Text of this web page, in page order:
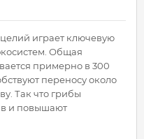
играет ключевую
Общая
примерно в 300
переносу около
Так что грибы
и повышают